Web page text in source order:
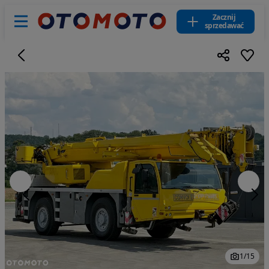
Zacznij
sprzedawać
1/15